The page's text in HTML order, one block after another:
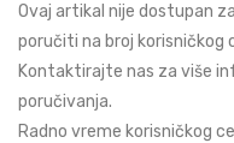
Ovaj artikal nije dostupan
poručiti na broj korisničkog
Kontaktirajte nas za više
poručivanja.
Radno vreme korisničkog